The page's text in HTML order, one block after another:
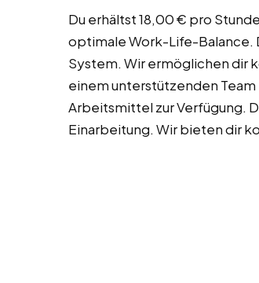
Du erhältst 18,00 € pro
optimale Work-Life-Balance.
System. Wir ermöglichen dir
einem unterstützenden
Arbeitsmittel zur Verfügung.
Einarbeitung. Wir bieten dir